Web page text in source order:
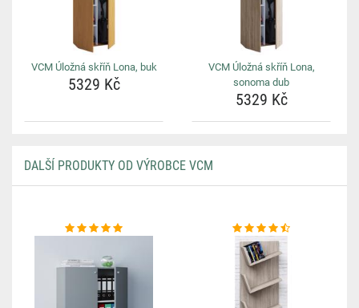
VCM Úložná skříň Lona, buk
5329 Kč
VCM Úložná skříň Lona,
sonoma dub
5329 Kč
DALŠÍ PRODUKTY OD VÝROBCE VCM